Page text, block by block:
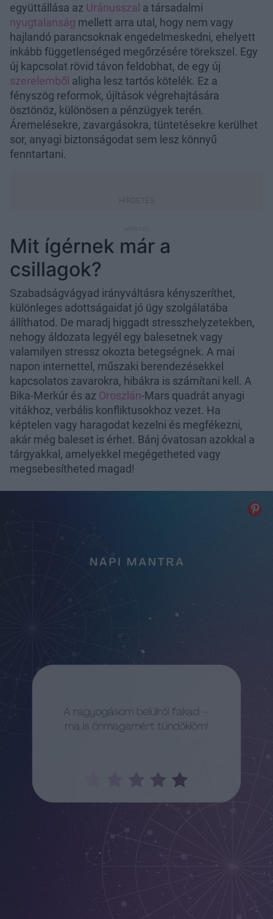
együttállása az Uránusszal a társadalmi
nyugtalanság mellett arra utal, hogy nem vagy
hajlandó parancsoknak engedelmeskedni, ehelyett
inkább függetlenséged megőrzésére törekszel. Egy
új kapcsolat rövid távon feldobhat, de egy új
szerelemből aligha lesz tartós kötelék. Ez a
fényszög reformok, újítások végrehajtására
ösztönöz, különösen a pénzügyek terén.
Áremelésekre, zavargásokra, tüntetésekre kerülhet
sor, anyagi biztonságodat sem lesz könnyű
fenntartani.
Mit ígérnek már a
csillagok?
Szabadságvágyad irányváltásra kényszeríthet,
különleges adottságaidat jó ügy szolgálatába
állíthatod. De maradj higgadt stresszhelyzetekben,
nehogy áldozata legyél egy balesetnek vagy
valamilyen stressz okozta betegségnek. A mai
napon internettel, műszaki berendezésekkel
kapcsolatos zavarokra, hibákra is számítani kell. A
Bika-Merkúr és az Oroszlán-Mars quadrát anyagi
vitákhoz, verbális konfliktusokhoz vezet. Ha
képtelen vagy haragodat kezelni és megfékezni,
akár még baleset is érhet. Bánj óvatosan azokkal a
tárgyakkal, amelyekkel megégetheted vagy
megsebesítheted magad!